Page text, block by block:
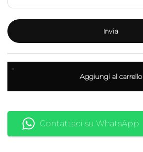
-
Aggiungi al carrello
Contattaci su WhatsApp